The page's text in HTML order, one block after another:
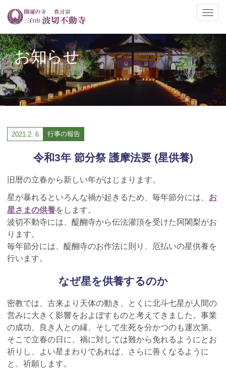
ナ
ゲ
ー
シ
ョ
の
切
お知らせ
2021.2. 6 行事の報告
令和3年 節分祭 護摩法要 (星供養)
旧暦の立春から新しい年がはじまります。
星が暴れるといろんな禍が起きるため、毎年節分には、 お
星さまの供養をします。
波切不動寺には、醍醐寺から伝法灌頂を受けた阿闍梨がお
ります。
毎年節分には、醍醐寺のお作法に則り、厄払いの星供養を
行います。
なぜ星を供養するのか
密教では、古来より天体の動き、とくに北斗七星が人間の
営みに大きく影響をおよぼすものと考えてきました。事業
の成功、良き人との縁、そして生死を分かつのも運次第。
そこで立春の日に、禍に対しては難から免れるようにとお
祈りし、よい星まわりであれば、さらに善くなるように
と、祈願します。